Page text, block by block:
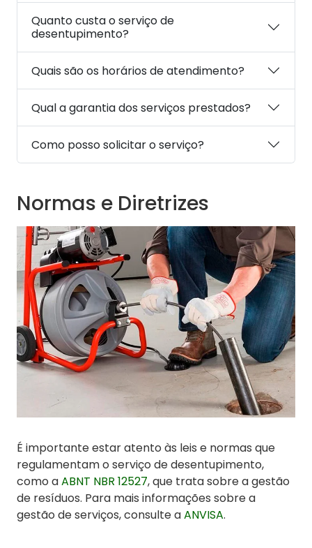
Quanto custa o serviço de
desentupimento?
Quais são os horários de atendimento?
Qual a garantia dos serviços prestados?
Como posso solicitar o serviço?
Normas e Diretrizes
É importante estar atento às leis e normas que
regulamentam o serviço de desentupimento,
como aABNT NBR 12527, que trata sobre a gestão
de resíduos. Para mais informações sobre a
gestão de serviços, consulte aANVISA.